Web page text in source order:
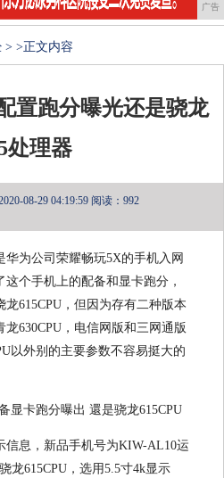
广告
> >正文内容
置跑分曝光还是骁龙
处理器
08-29 04:19:59 阅读：992
为公司荣耀畅玩5X的手机入网
个手机上的配备和显卡跑分，
615CPU，但因为存有二种版本
630CPU，电信网版和三网通版
以外别的主要参数不容易挺大的
信息，新品手机号为KIW-AL10运
龙615CPU，选用5.5寸4k显示